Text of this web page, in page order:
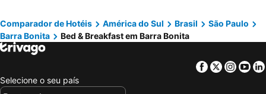
Comparador de Hotéis América do Sul Brasil
São Paulo
Barra Bonita
Bed & Breakfast em Barra Bonita
Facebook
Twitter
Selecione o seu país